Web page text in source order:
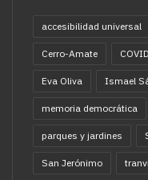
accesibilidad universal
Cerro-Amate
Eva Oliva Ismael
memoria democrática
parques y jardines
San Jerónimo